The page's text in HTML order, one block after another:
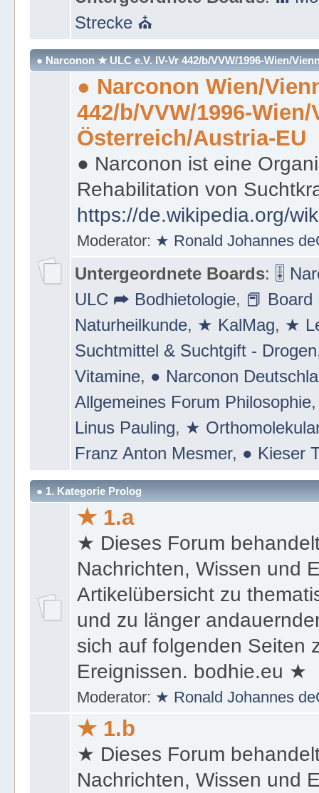
Strecke ⛪
● Narconon ★ ULC e.V. IV-Vr 442/b/VVW/1996-Wien/
● Narconon Wien/
442/b/VVW/1996-Wien/
Österreich/Austria-EU
● Narconon ist eine
Rehabilitation von
https://de.wikipedia.org/
Moderator: ★ Ronald Johannes
Untergeordnete Boards: 🎚
ULC ➦ Bodhietologie, 📕
Naturheilkunde, ★ KalMag, ★
Suchtmittel & Suchtgift - Drogen
Vitamine, ● Narconon
Allgemeines Forum Philosophie
Linus Pauling, ★
Franz Anton Mesmer, ● Kieser
● 1. Kategorie Prolog
★ 1.a
★ Dieses Forum
Nachrichten, Wissen und
Artikelübersicht zu
und zu länger
sich auf folgenden Seiten
Ereignissen. bodhie.eu ★
Moderator: ★ Ronald Johannes
★ 1.b
★ Dieses Forum
Nachrichten, Wissen und